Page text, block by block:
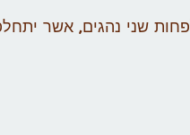
שני נהגים, אשר